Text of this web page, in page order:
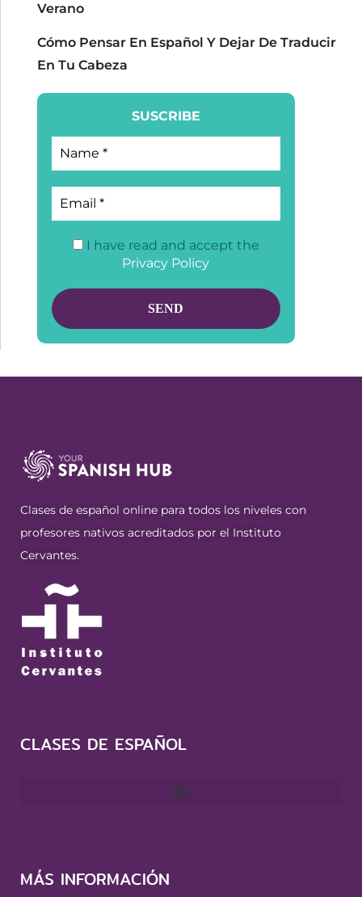
Verano
Cómo Pensar En Español Y Dejar De Traducir
En Tu Cabeza
SUSCRIBE
I have read and accept the
Privacy Policy
Clases de español online para todos los niveles con
profesores nativos acreditados por el Instituto
Cervantes.
CLASES DE ESPAÑOL
MÁS INFORMACIÓN